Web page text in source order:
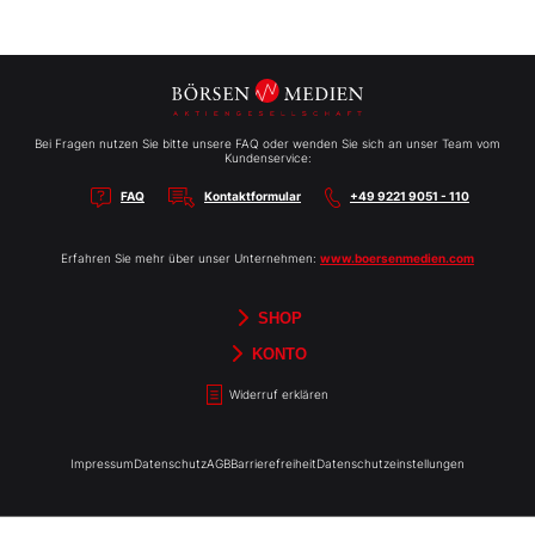
Bei Fragen nutzen Sie bitte unsere FAQ oder wenden Sie sich an unser Team vom
Kundenservice:
FAQ Kontaktformular +49 9221 9051 - 110
Erfahren Sie mehr über unser Unternehmen: www.boersenmedien.com
SHOP
Börsenbriefe
Aktien-Reports
HEBELTRADER
TradingDay
Newsletter
Merchandise
Gutscheine
KONTO
Widerruf erklären
ImpressumDatenschutzAGBBarrierefreiheitDatenschutzeinstellungen